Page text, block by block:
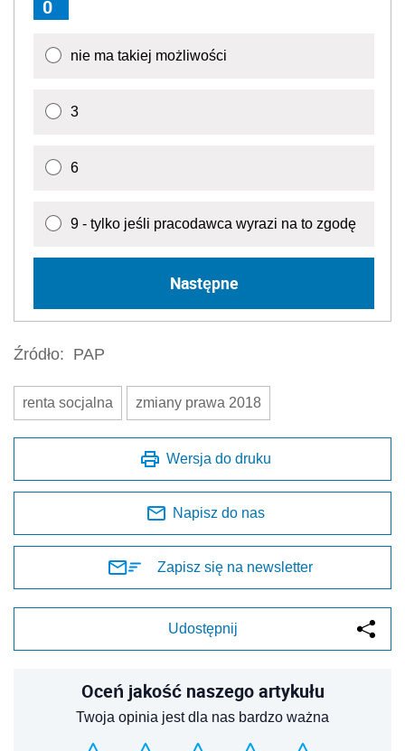
0
nie ma takiej możliwości
3
6
9 - tylko jeśli pracodawca wyrazi na to zgodę
Następne
Źródło: PAP
renta socjalna zmiany prawa 2018
Wersja do druku
Napisz do nas
Zapisz się na newsletter
Udostępnij
Oceń jakość naszego artykułu
Twoja opinia jest dla nas bardzo ważna